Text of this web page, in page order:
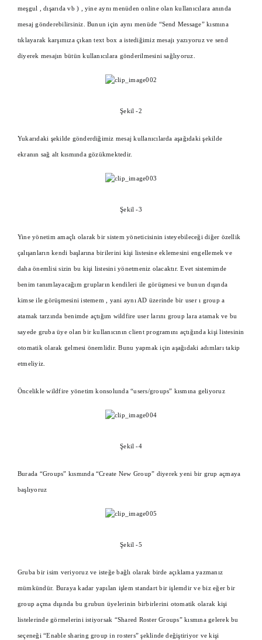
meşgul , dışarıda vb ) , yine aynı menüden online olan kullanıcılara anında
mesaj gönderebilirsiniz. Bunun için aynı menüde “Send Message” kısmına
tıklayarak karşımıza çıkan text box a istediğimiz mesajı yazıyoruz ve send
diyerek mesajın bütün kullanıcılara gönderilmesini sağlıyoruz.
Şekil -2
Yukarıdaki şekilde gönderdiğimiz mesaj kullanıcılarda aşağıdaki şekilde
ekranın sağ alt kısmında gözükmektedir.
Şekil -3
Yine yönetim amaçlı olarak bir sistem yöneticisinin isteyebileceği diğer özellik
çalışanların kendi başlarına birilerini kişi listesine eklemesini engellemek ve
daha önemlisi sizin bu kişi listesini yönetmeniz olacaktır. Evet sistemimde
benim tanımlayacağım grupların kendileri ile görüşmesi ve bunun dışında
kimse ile görüşmesini istemem , yani aynı AD üzerinde bir user ı group a
atamak tarzında benimde açtığım wildfire user larını group lara atamak ve bu
sayede gruba üye olan bir kullanıcının client programını açtığında kişi listesinin
otomatik olarak gelmesi önemlidir. Bunu yapmak için aşağıdaki adımları takip
etmeliyiz.
Öncelikle wildfire yönetim konsolunda “users/groups” kısmına geliyoruz
Şekil -4
Burada “Groups” kısmında “Create New Group” diyerek yeni bir grup açmaya
başlıyoruz
Şekil -5
Gruba bir isim veriyoruz ve isteğe bağlı olarak birde açıklama yazmanız
mümkündür. Buraya kadar yapılan işlem standart bir işlemdir ve biz eğer bir
group açma dışında bu grubun üyelerinin birbirlerini otomatik olarak kişi
listelerinde görmelerini istiyorsak “Shared Roster Groups” kısmına gelerek bu
seçeneği “Enable sharing group in rosters” şeklinde değiştiriyor ve kişi